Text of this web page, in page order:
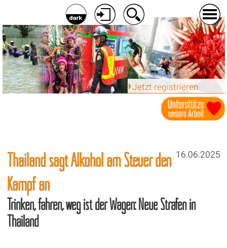
Jetzt registrieren
16.06.2025
Thailand sagt Alkohol am Steuer den
Kampf an
Trinken, fahren, weg ist der Wagen: Neue Strafen in
Thailand